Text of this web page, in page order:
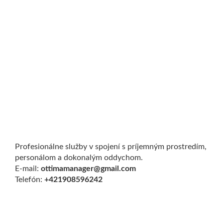
Profesionálne služby v spojení s príjemným prostredím,
personálom a dokonalým oddychom.
E-mail: ottimamanager@gmail.com
Telefón: +421908596242